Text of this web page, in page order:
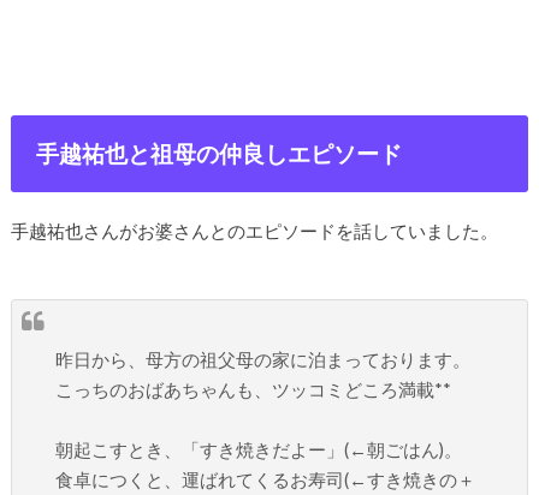
手越祐也と祖母の仲良しエピソード
手越祐也さんがお婆さんとのエピソードを話していました。
昨日から、母方の祖父母の家に泊まっております。
こっちのおばあちゃんも、ツッコミどころ満載**
朝起こすとき、「すき焼きだよー」(←朝ごはん)。
食卓につくと、運ばれてくるお寿司(←すき焼きの＋